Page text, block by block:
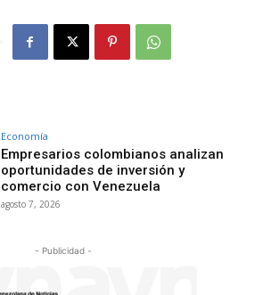
Economía
Empresarios colombianos analizan
oportunidades de inversión y
comercio con Venezuela
agosto 7, 2026
- Publicidad -